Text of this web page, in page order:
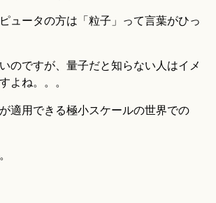
ュータの方は「粒子」って言葉がひっ
のですが、量子だと知らない人はイメ
よね。。。
適用できる極小スケールの世界での